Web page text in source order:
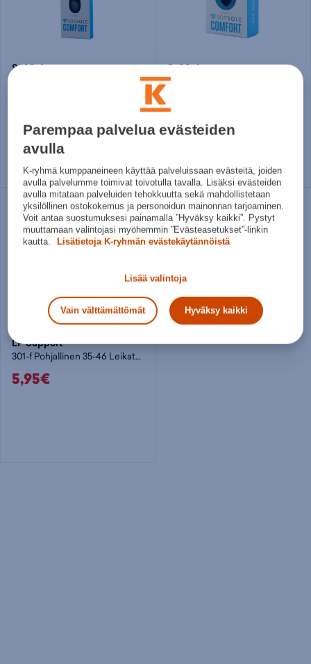
Sof Sole
Norm. hinta:19,90€
30pv alin hinta: 14,95€
36 - 38 39 - 41
45 - 46
Sof Sole
Gel Heel Cup - pohjalliset
12,95€
Norm. hinta:16,90€
30pv alin hinta: 12,95€
LP Support
301-f Pohjallinen 35-46 Leikatta - pohjalliset
5,95€
Parempaa palvelua evästeiden
avulla
K-ryhmä kumppaneineen käyttää palveluissaan evästeitä, joiden
avulla palvelumme toimivat toivotulla tavalla. Lisäksi evästeiden
avulla mitataan palveluiden tehokkuutta sekä mahdollistetaan
yksilöllinen ostokokemus ja personoidun mainonnan tarjoaminen.
Voit antaa suostumuksesi painamalla ”Hyväksy kaikki”. Pystyt
muuttamaan valintojasi myöhemmin ”Evästeasetukset”-linkin
kautta.
Lisätietoja K-ryhmän evästekäytännöistä
Lisää valintoja
Vain välttämättömät Hyväksy kaikki